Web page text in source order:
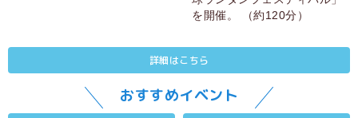
を開催。 （約120分）
詳細はこちら
おすすめイベント